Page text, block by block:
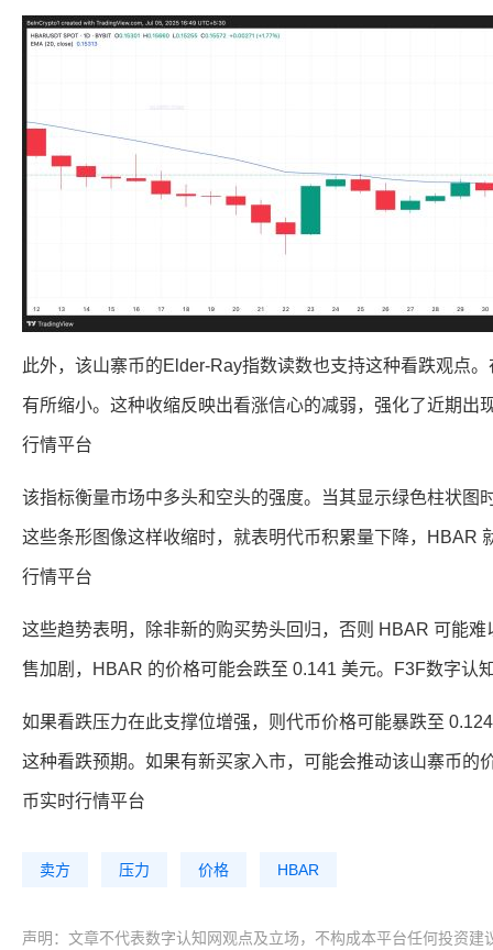
此外，该山寨币的Elder-Ray指数读数也支持这种看跌观点
有所缩小。这种收缩反映出看涨信心的减弱，强化了近期出
行情平台
该指标衡量市场中多头和空头的强度。当其显示绿色柱状图
这些条形图像这样收缩时，就表明代币积累量下降，HBAR
行情平台
这些趋势表明，除非新的购买势头回归，否则 HBAR 可能
售加剧，HBAR 的价格可能会跌至 0.141 美元。F3F数字认
如果看跌压力在此支撑位增强，则代币价格可能暴跌至
这种看跌预期。如果有新买家入市，可能会推动该山寨币的
币实时行情平台
卖方 压力 价格 HBAR
声明：文章不代表数字认知网观点及立场，不构成本平台任何投资